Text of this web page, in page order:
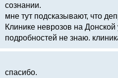
сознании.
мне тут подсказывают, что
Клинике неврозов на
подробностей не знаю.
спасибо.